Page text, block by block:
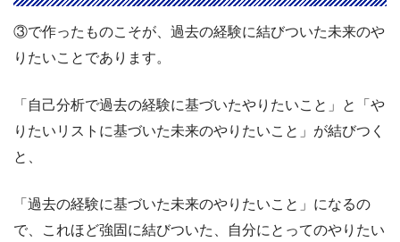
③で作ったものこそが、過去の経験に結びついた未来のや
りたいことであります。
「自己分析で過去の経験に基づいたやりたいこと」と「や
りたいリストに基づいた未来のやりたいこと」が結びつく
と、
「過去の経験に基づいた未来のやりたいこと」になるの
で、これほど強固に結びついた、自分にとってのやりたい